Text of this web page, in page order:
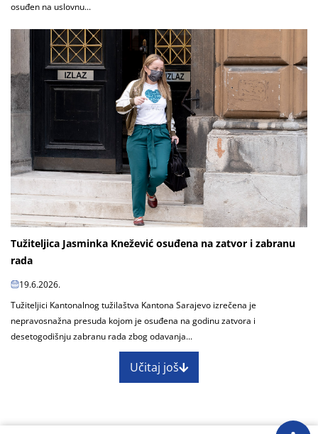
osuđen na uslovnu...
Tužiteljica Jasminka Knežević osuđena na zatvor i zabranu
rada
19.6.2026.
Tužiteljici Kantonalnog tužilaštva Kantona Sarajevo izrečena je
nepravosnažna presuda kojom je osuđena na godinu zatvora i
desetogodišnju zabranu rada zbog odavanja...
Učitaj još